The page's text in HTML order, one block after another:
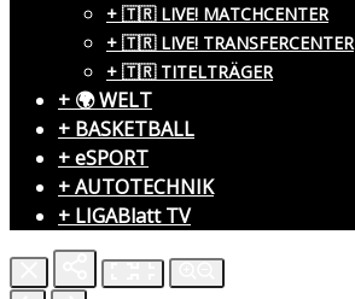
+ 🇹🇷 LIVE! MATCHCENTER
+ 🇹🇷 LIVE! TRANSFERCENTER
+ 🇹🇷 TITELTRÄGER
+ 🌍 WELT
+ BASKETBALL
+ eSPORT
+ AUTOTECHNIK
+ LIGABlatt TV